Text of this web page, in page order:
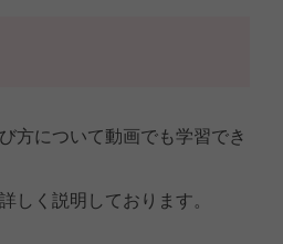
方について動画でも学習でき
しく説明しております。